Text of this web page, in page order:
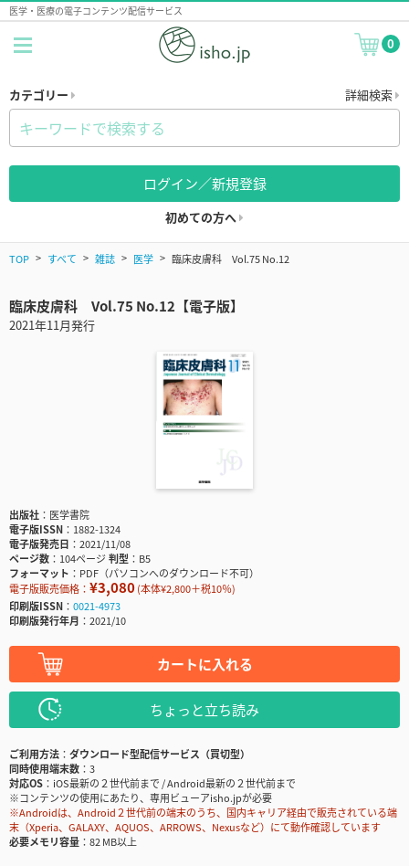
医学・医療の電子コンテンツ配信サービス
0
カテゴリー 詳細検索
ログイン／新規登録
初めての方へ
TOP すべて 雑誌 医学 臨床皮膚科 Vol.75 No.12
臨床皮膚科 Vol.75 No.12【電子版】
2021年11月発行
出版社
医学書院
電子版ISSN
1882-1324
電子版発売日
2021/11/08
ページ数
104ページ判型
B5
フォーマット
PDF（パソコンへのダウンロード不可）
電子版販売価格： ¥3,080(本体¥2,800＋税10％)
印刷版ISSN
0021-4973
印刷版発行年月
2021/10
カートに入れる
ちょっと立ち読み
ご利用方法
ダウンロード型配信サービス（買切型）
同時使用端末数
3
対応OS
iOS最新の２世代前まで / Android最新の２世代前まで
※コンテンツの使用にあたり、専用ビューアisho.jpが必要
※Androidは、Android２世代前の端末のうち、国内キャリア経由で販売されている端
末（Xperia、GALAXY、AQUOS、ARROWS、Nexusなど）にて動作確認しています
必要メモリ容量
82 MB以上